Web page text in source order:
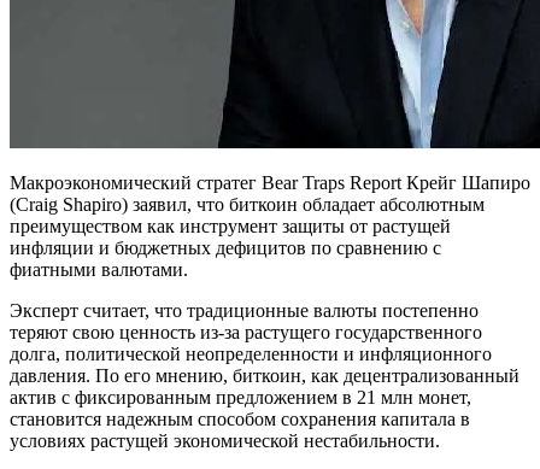
Макроэкономический стратег Bear Traps Report Крейг Шапиро
(Craig Shapiro) заявил, что биткоин обладает абсолютным
преимуществом как инструмент защиты от растущей
инфляции и бюджетных дефицитов по сравнению с
фиатными валютами.
Эксперт считает, что традиционные валюты постепенно
теряют свою ценность из-за растущего государственного
долга, политической неопределенности и инфляционного
давления. По его мнению, биткоин, как децентрализованный
актив с фиксированным предложением в 21 млн монет,
становится надежным способом сохранения капитала в
условиях растущей экономической нестабильности.